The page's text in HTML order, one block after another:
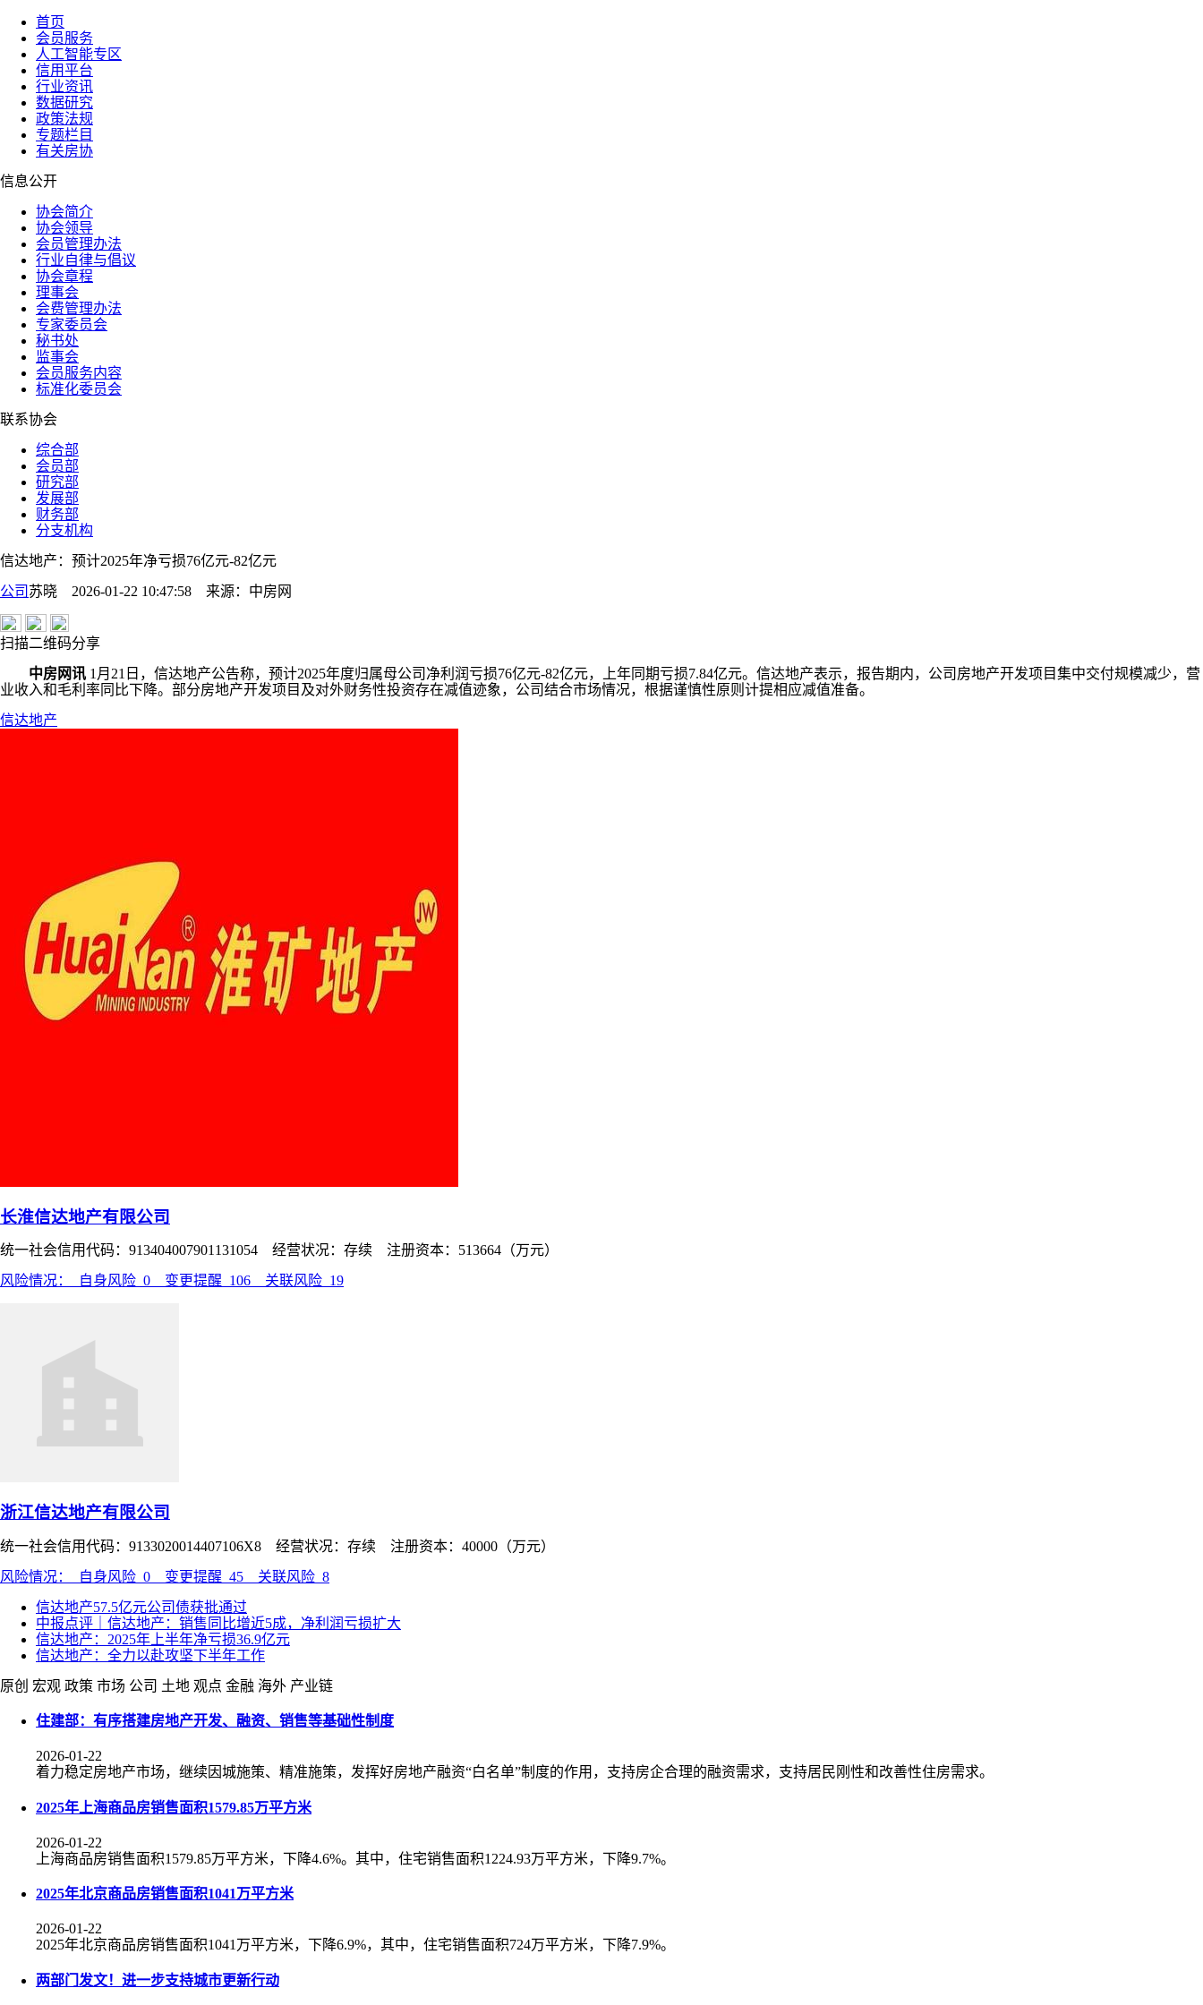
首页
会员服务
人工智能专区
信用平台
行业资讯
数据研究
政策法规
专题栏目
有关房协
信息公开
协会简介
协会领导
会员管理办法
行业自律与倡议
协会章程
理事会
会费管理办法
专家委员会
秘书处
监事会
会员服务内容
标准化委员会
联系协会
综合部
会员部
研究部
发展部
财务部
分支机构
信达地产：预计2025年净亏损76亿元-82亿元
公司 苏晓 2026-01-22 10:47:58 来源： 中房网
扫描二维码分享
中房网讯 1月21日，信达地产公告称，预计2025年度归属母公司净利润亏损76亿元-82亿元，上年同期亏损7.84亿元。信达地产表示，报告期内，公司房地产开发项目集中交付规模减少，营
业收入和毛利率同比下降。部分房地产开发项目及对外财务性投资存在减值迹象，公司结合市场情况，根据谨慎性原则计提相应减值准备。
信达地产
长淮信达地产有限公司
统一社会信用代码：913404007901131054 经营状况：存续 注册资本：513664（万元）
风险情况：
自身风险 0 变更提醒 106 关联风险 19
浙江信达地产有限公司
统一社会信用代码：9133020014407106X8 经营状况：存续 注册资本：40000（万元）
风险情况：
自身风险 0 变更提醒 45 关联风险 8
信达地产57.5亿元公司债获批通过
中报点评｜信达地产：销售同比增近5成，净利润亏损扩大
信达地产：2025年上半年净亏损36.9亿元
信达地产：全力以赴攻坚下半年工作
原创 宏观 政策 市场 公司 土地 观点 金融 海外 产业链
住建部：有序搭建房地产开发、融资、销售等基础性制度
2026-01-22
着力稳定房地产市场，继续因城施策、精准施策，发挥好房地产融资“白名单”制度的作用，支持房企合理的融资需求，支持居民刚性和改善性住房需求。
2025年上海商品房销售面积1579.85万平方米
2026-01-22
上海商品房销售面积1579.85万平方米，下降4.6%。其中，住宅销售面积1224.93万平方米，下降9.7%。
2025年北京商品房销售面积1041万平方米
2026-01-22
2025年北京商品房销售面积1041万平方米，下降6.9%，其中，住宅销售面积724万平方米，下降7.9%。
两部门发文！进一步支持城市更新行动